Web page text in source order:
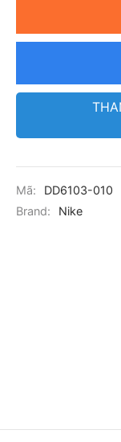
Mã: DD6103-010
Brand:
Nike